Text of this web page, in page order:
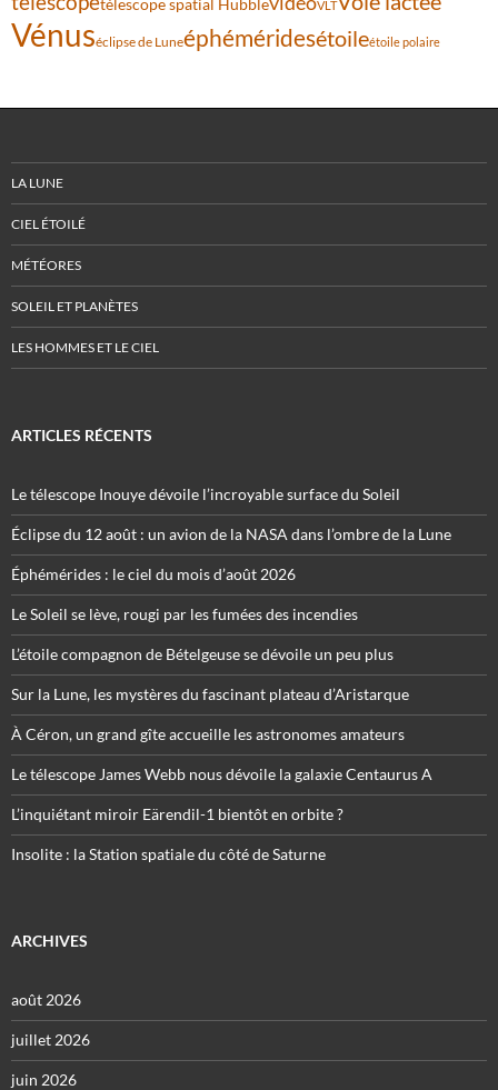
VLT
Vénuséclipse de Luneéphéméridesétoileétoile polaire
LA LUNE
CIEL ÉTOILÉ
MÉTÉORES
SOLEIL ET PLANÈTES
LES HOMMES ET LE CIEL
ARTICLES RÉCENTS
Le télescope Inouye dévoile l’incroyable surface du Soleil
Éclipse du 12 août : un avion de la NASA dans l’ombre de la Lune
Éphémérides : le ciel du mois d’août 2026
Le Soleil se lève, rougi par les fumées des incendies
L’étoile compagnon de Bételgeuse se dévoile un peu plus
Sur la Lune, les mystères du fascinant plateau d’Aristarque
À Céron, un grand gîte accueille les astronomes amateurs
Le télescope James Webb nous dévoile la galaxie Centaurus A
L’inquiétant miroir Eärendil-1 bientôt en orbite ?
Insolite : la Station spatiale du côté de Saturne
ARCHIVES
août 2026
juillet 2026
juin 2026